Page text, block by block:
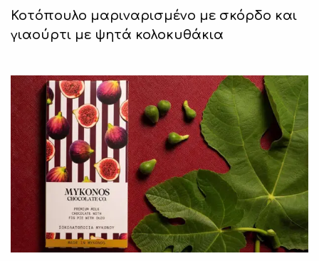
Κοτόπουλο μαριναρισμένο με σκόρδο και
γιαούρτι με ψητά κολοκυθάκια